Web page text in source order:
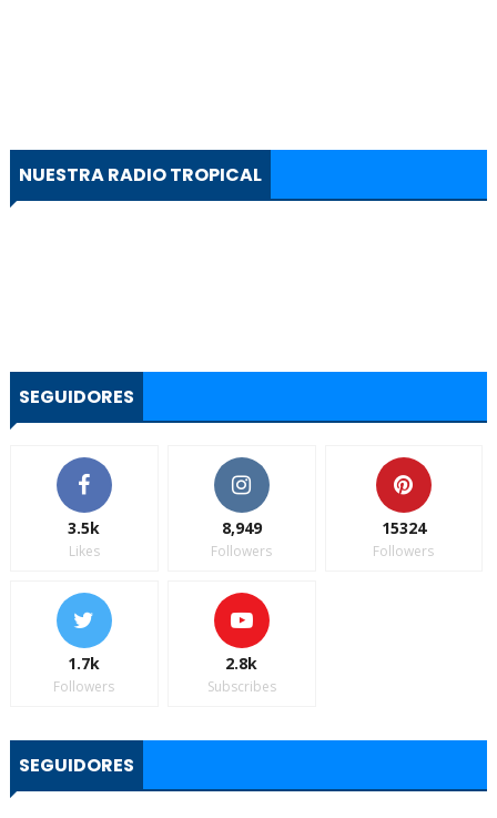
NUESTRA RADIO TROPICAL
SEGUIDORES
3.5k
Likes
8,949
Followers
15324
Followers
1.7k
Followers
2.8k
Subscribes
SEGUIDORES